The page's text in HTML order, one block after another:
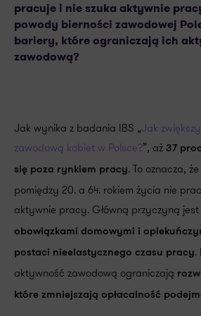
pracuje i nie szuka aktywnie
powody bierności zawodowej
bariery, które ograniczają ich
zawodową?
Jak wynika z badania IBS „Jak
zawodową kobiet w Polsce?”, aż 37
się poza rynkiem pracy. To oznacza,
pomiędzy 20. a 64. rokiem życia nie
aktywnie pracy. Główną przyczyną
obowiązkami domowymi i
postaci nieelastycznego czasu pracy.
aktywność zawodową ograniczają
które zmniejszają opłacalność